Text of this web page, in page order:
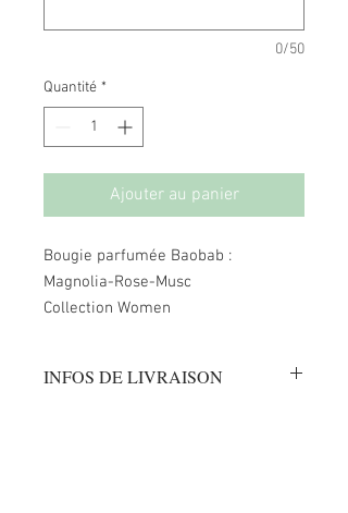
0/50
Quantité *
Ajouter au panier
Bougie parfumée Baobab :
Magnolia-Rose-Musc
Collection Women
INFOS DE LIVRAISON